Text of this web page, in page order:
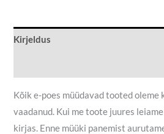
Kirjeldus
Kõik e-poes müüdavad tooted
vaadanud. Kui me toote juures
kirjas. Enne müüki panemist